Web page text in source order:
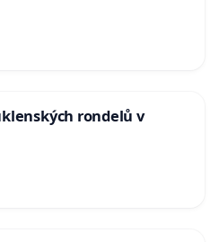
rondelů v